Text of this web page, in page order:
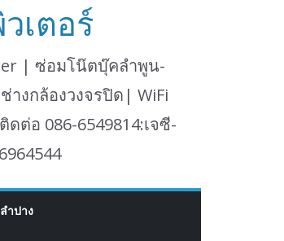
เตอร์
| ซ่อมโน๊ตบุ๊คลำพูน-
างกล้องวงจรปิด| WiFi
ต่อ 086-6549814:เจซี-
ำปาง